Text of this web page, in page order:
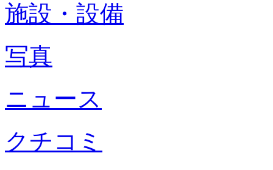
施設・設備
写真
ニュース
クチコミ